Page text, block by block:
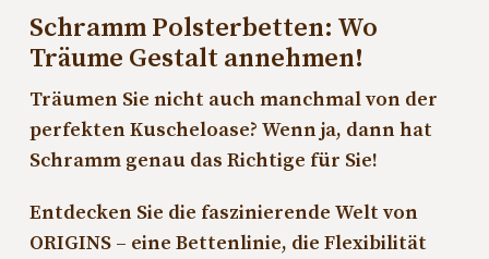
Schramm Polsterbetten: Wo
Träume Gestalt annehmen!
Träumen Sie nicht auch manchmal von der
perfekten Kuscheloase? Wenn ja, dann hat
Schramm genau das Richtige für Sie!
Entdecken Sie die faszinierende Welt von
ORIGINS – eine Bettenlinie, die Flexibilität